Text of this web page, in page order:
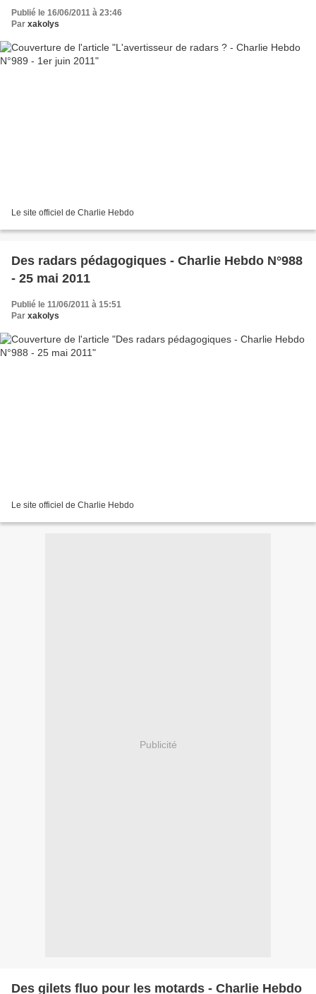
Publié le 16/06/2011 à 23:46
Par xakolys
Le site officiel de Charlie Hebdo
Des radars pédagogiques - Charlie Hebdo N°988
- 25 mai 2011
Publié le 11/06/2011 à 15:51
Par xakolys
Le site officiel de Charlie Hebdo
Publicité
Des gilets fluo pour les motards - Charlie Hebdo